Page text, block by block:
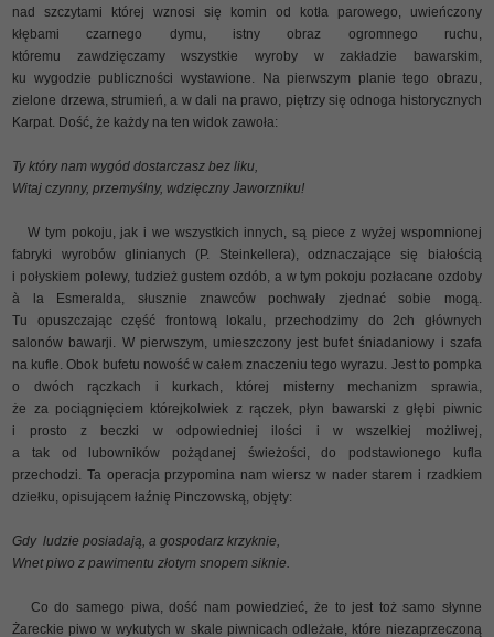
nad szczytami której wznosi się komin od kotła parowego, uwieńczony
kłębami czarnego dymu, istny obraz ogromnego ruchu,
któremu zawdzięczamy wszystkie wyroby w zakładzie bawarskim,
ku wygodzie publiczności wystawione. Na pierwszym planie tego obrazu,
zielone drzewa, strumień, a w dali na prawo, piętrzy się odnoga historycznych
Karpat. Dość, że każdy na ten widok zawoła:
Ty który nam wygód dostarczasz bez liku,
Witaj czynny, przemyślny, wdzięczny Jaworzniku!
W tym pokoju, jak i we wszystkich innych, są piece z wyżej wspomnionej
fabryki wyrobów glinianych (P. Steinkellera), odznaczające się białością
i połyskiem polewy, tudzież gustem ozdób, a w tym pokoju pozłacane ozdoby
à la Esmeralda, słusznie znawców pochwały zjednać sobie mogą.
Tu opuszczając część frontową lokalu, przechodzimy do 2ch głównych
salonów bawarji. W pierwszym, umieszczony jest bufet śniadaniowy i szafa
na kufle. Obok bufetu nowość w całem znaczeniu tego wyrazu. Jest to pompka
o dwóch rączkach i kurkach, której misterny mechanizm sprawia,
że za pociągnięciem którejkolwiek z rączek, płyn bawarski z głębi piwnic
i prosto z beczki w odpowiedniej ilości i w wszelkiej możliwej,
a tak od lubowników pożądanej świeżości, do podstawionego kufla
przechodzi. Ta operacja przypomina nam wiersz w nader starem i rzadkiem
dziełku, opisującem łaźnię Pinczowską, objęty:
Gdy ludzie posiadają, a gospodarz krzyknie,
Wnet piwo z pawimentu złotym snopem siknie.
Co do samego piwa, dość nam powiedzieć, że to jest toż samo słynne
Żareckie piwo w wykutych w skale piwnicach odleżałe, które niezaprzeczoną